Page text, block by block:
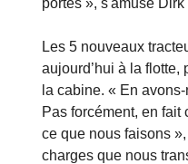
Les 5 nouveaux
aujourd’hui à la flotte,
la cabine. « En
Pas forcément, en fait
ce que nous faisons
charges que nous